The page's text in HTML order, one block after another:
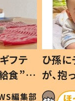
フテ
食”を
の親
編集部
ひ孫
が、
「涙が